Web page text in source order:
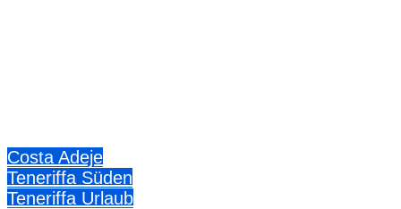
Costa Adeje
Teneriffa Süden
Teneriffa Urlaub